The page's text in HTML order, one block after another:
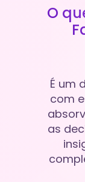
O
É um
com
as